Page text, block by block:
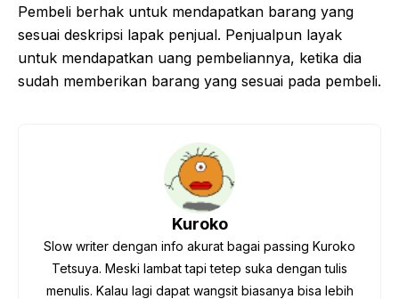
Pembeli berhak untuk mendapatkan barang yang
sesuai deskripsi lapak penjual. Penjualpun layak
untuk mendapatkan uang pembeliannya, ketika dia
sudah memberikan barang yang sesuai pada pembeli.
Kuroko
Slow writer dengan info akurat bagai passing Kuroko
Tetsuya. Meski lambat tapi tetep suka dengan tulis
menulis. Kalau lagi dapat wangsit biasanya bisa lebih